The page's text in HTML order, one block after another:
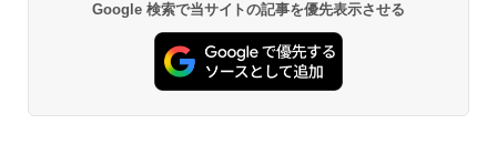
Google 検索で当サイトの記事を優先表示させる